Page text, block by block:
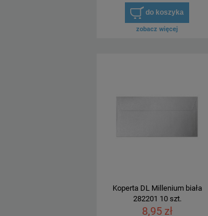
do koszyka
zobacz więcej
Koperta DL Millenium biała
282201 10 szt.
8,95 zł